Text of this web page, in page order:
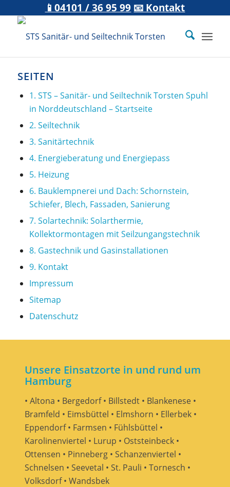
📱04101 / 36 95 99 📧 Kontakt
SEITEN
1. STS – Sanitär- und Seiltechnik Torsten Spuhl
in Norddeutschland – Startseite
2. Seiltechnik
3. Sanitärtechnik
4. Energieberatung und Energiepass
5. Heizung
6. Bauklempnerei und Dach: Schornstein,
Schiefer, Blech, Fassaden, Sanierung
7. Solartechnik: Solarthermie,
Kollektormontagen mit Seilzungangstechnik
8. Gastechnik und Gasinstallationen
9. Kontakt
Impressum
Sitemap
Datenschutz
Unsere Einsatzorte in und rund um
Hamburg
• Altona • Bergedorf • Billstedt • Blankenese •
Bramfeld • Eimsbüttel • Elmshorn • Ellerbek •
Eppendorf • Farmsen • Fühlsbüttel •
Karolinenviertel • Lurup • Oststeinbeck •
Ottensen • Pinneberg • Schanzenviertel •
Schnelsen • Seevetal • St. Pauli • Tornesch •
Volksdorf • Wandsbek